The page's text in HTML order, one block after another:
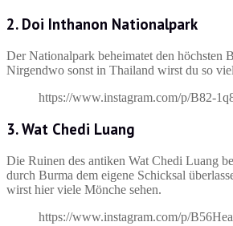
2. Doi Inthanon Nationalpark
Der Nationalpark beheimatet den höchsten
Nirgendwo sonst in Thailand wirst du so
https://www.instagram.com/p/B82-
3. Wat Chedi Luang
Die Ruinen des antiken Wat Chedi Luang
durch Burma dem eigene Schicksal
wirst hier viele Mönche sehen.
https://www.instagram.com/p/